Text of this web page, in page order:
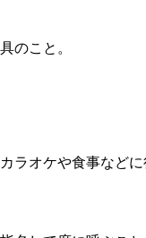
のこと。
ラオケや食事など